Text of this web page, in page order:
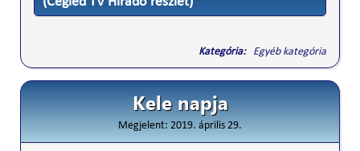
Kategória: Egyéb kategória
Kele napja
Megjelent: 2019. április 29.